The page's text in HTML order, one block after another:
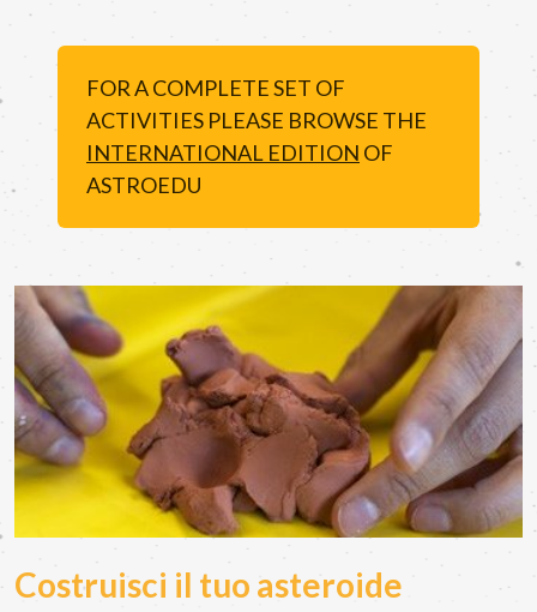
FOR A COMPLETE SET OF
ACTIVITIES PLEASE BROWSE THE
INTERNATIONAL EDITION OF
ASTROEDU
Costruisci il tuo asteroide